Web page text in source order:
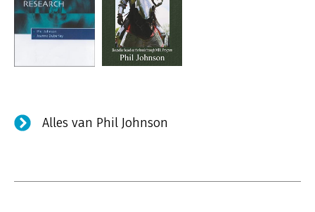
Alles van Phil Johnson